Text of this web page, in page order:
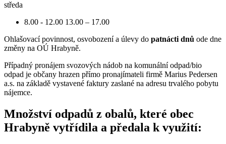
středa
8.00 - 12.00 13.00 – 17.00
Ohlašovací povinnost, osvobození a úlevy do patnácti dnů ode dne
změny na OÚ Hrabyně.
Případný pronájem svozových nádob na komunální odpad/bio
odpad je občany hrazen přímo pronajímateli firmě Marius Pedersen
a.s. na základě vystavené faktury zaslané na adresu trvalého pobytu
nájemce.
Množství odpadů z obalů, které obec
Hrabyně vytřídila a předala k využití: